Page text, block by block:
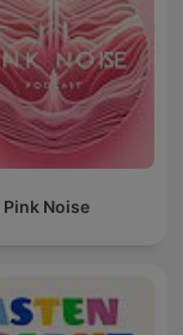
Pink Noise